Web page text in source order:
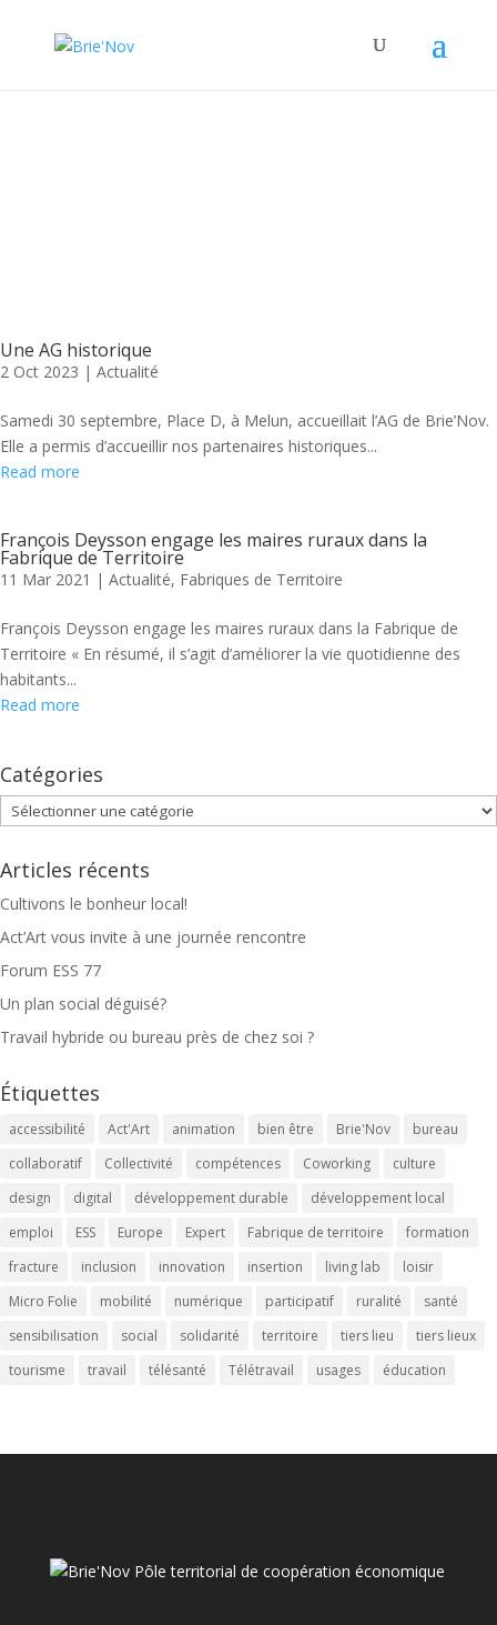
Une AG historique
2 Oct 2023 | Actualité
Samedi 30 septembre, Place D, à Melun, accueillait l’AG de Brie’Nov.
Elle a permis d’accueillir nos partenaires historiques...
Read more
François Deysson engage les maires ruraux dans la
Fabrique de Territoire
11 Mar 2021 | Actualité, Fabriques de Territoire
François Deysson engage les maires ruraux dans la Fabrique de
Territoire « En résumé, il s’agit d’améliorer la vie quotidienne des
habitants...
Read more
Catégories
Catégories
Articles récents
Cultivons le bonheur local!
Act’Art vous invite à une journée rencontre
Forum ESS 77
Un plan social déguisé?
Travail hybride ou bureau près de chez soi ?
Étiquettes
accessibilité Act'Art animation bien être Brie'Nov
bureau
collaboratif
Collectivité compétences Coworking
culture
design
digital développement durable
développement local
emploi
ESS Europe Expert Fabrique de territoire
formation
fracture
inclusion innovation insertion living lab
loisir
Micro Folie
mobilité numérique participatif ruralité
santé
sensibilisation
social solidarité territoire tiers lieu
tiers lieux
tourisme
travail télésanté Télétravail usages éducation